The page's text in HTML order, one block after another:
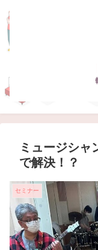
ミュージシャ
で解決！？
セミナー